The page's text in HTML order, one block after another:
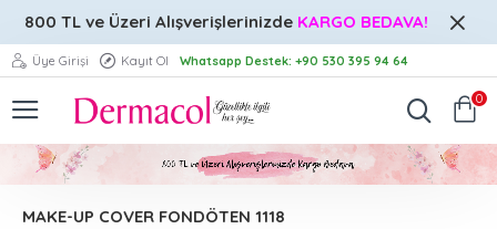
800 TL ve Üzeri Alışverişlerinizde KARGO BEDAVA!
Üye Girişi Kayıt Ol Whatsapp Destek: +90 530 395 94 64
0
MAKE-UP COVER FONDÖTEN 1118